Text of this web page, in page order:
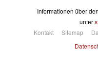
Informationen über
unter
Kontakt
Sitemap